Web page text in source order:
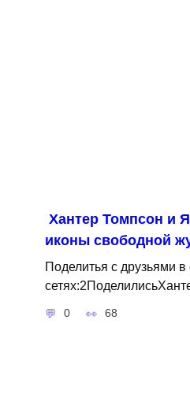
Хантер Томпсон и
иконы свободной
Поделитья с друзьями
0 68